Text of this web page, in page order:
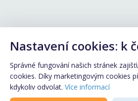
Nastavení cookies: k
Správné fungování našich stránek
cookies. Díky marketingovým cookies
kdykoliv odvolat. Více informací